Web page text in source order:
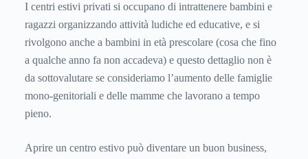
I centri estivi privati si occupano di intrattenere bambini e
ragazzi organizzando attività ludiche ed educative, e si
rivolgono anche a bambini in età prescolare (cosa che fino
a qualche anno fa non accadeva) e questo dettaglio non è
da sottovalutare se consideriamo l’aumento delle famiglie
mono-genitoriali e delle mamme che lavorano a tempo
pieno.
Aprire un centro estivo può diventare un buon business,